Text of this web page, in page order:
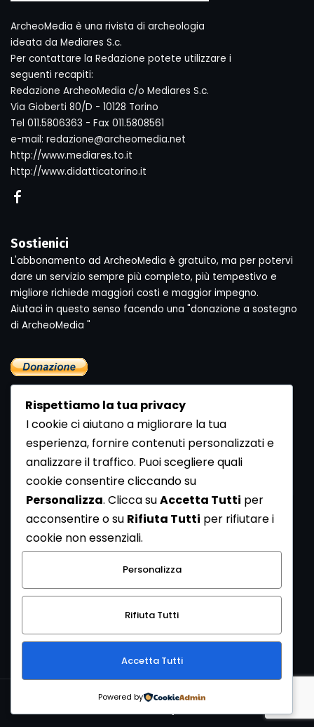
ArcheoMedia è una rivista di archeologia
ideata da Mediares S.c.
Per contattare la Redazione potete utilizzare i
seguenti recapiti:
Redazione ArcheoMedia c/o Mediares S.c.
Via Gioberti 80/D - 10128 Torino
Tel 011.5806363 - Fax 011.5808561
e-mail: redazione@archeomedia.net
http://www.mediares.to.it
http://www.didatticatorino.it
Sostienici
L'abbonamento ad ArcheoMedia è gratuito, ma per potervi
dare un servizio sempre più completo, più tempestivo e
migliore richiede maggiori costi e maggior impegno.
Aiutaci in questo senso facendo una "donazione a sostegno
di ArcheoMedia "
Newsletter
Se vuoi ricevere la Rivista gratuita di archeologia realizzata
dalla Redazione di ArcheoMedia iscriviti alla nostra
Newsletter [Clicca Qui]
Con l'invio del messaggio l'utente dichiara di aver letto
l’informativa sulla privacy e di acconsentire al trattamento
dei propri dati personali.
Copyright © 1999-2026Mediares S.c.PI 07341730013 - [
Rispettiamo la tua privacy
I cookie ci aiutano a migliorare la tua
esperienza, fornire contenuti personalizzati e
analizzare il traffico. Puoi scegliere quali
cookie consentire cliccando su
Personalizza. Clicca suAccetta Tutti per
acconsentire o su Rifiuta Tutti per rifiutare i
cookie non essenziali.
Personalizza
Rifiuta Tutti
Accetta Tutti
Powered by